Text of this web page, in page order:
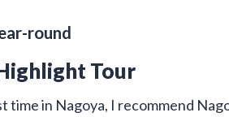
round
Tour
time in Nagoya, I recommend